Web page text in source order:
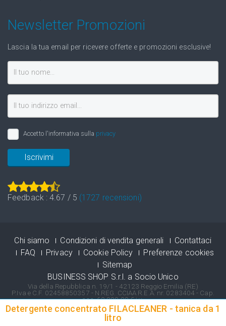
Detergente concentrato FILACLEANER - tanica da 1
litro
Newsletter Promozioni
Lascia la tua email per ricevere offerte e promozioni esclusive!
Accetto l'informativa sulla privacy
Iscrivimi
Feedback :4.67 / 5 (1727 recensioni)
Chi siamo Condizioni di vendita generali
Contattaci
FAQ
Privacy Cookie Policy
Preferenze cookies
Sitemap
BUSINESS SHOP S.r.l. a Socio Unico
Via della Repubblica n. 19/1 - 42123 Reggio Emilia (RE)
P.Iva e C.F. 02458850357 - N.REG. CCIAA R.E.A. nr. 0283404 - Cap.
soc. 60.000,00 € i.v.
Registro delle Imprese di Reggio Emilia - Iscrizione al registro delle
Imprese n° 02458850357